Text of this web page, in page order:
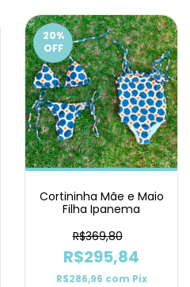
20%
OFF
Cortininha Mãe e Maio
Filha Ipanema
R$369,80
R$295,84
R$286,96 com Pix